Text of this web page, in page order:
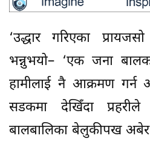
‘उद्धार गरिएका
भन्नुभयो– ‘एक जना
हामीलाई नै आक्रमण गर्न
सडकमा देखिँदा
बालबालिका बेलुकीपख